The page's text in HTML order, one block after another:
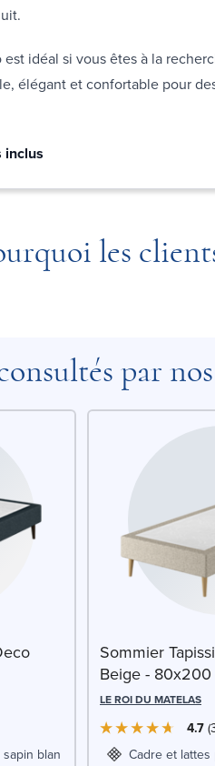
idéal si vous êtes à la
élégant et confortable pour
inclus
les
par
blanc
Sommier
Beige - 80x200
LE ROI DU MATELAS
4.7
Cadre et lattes